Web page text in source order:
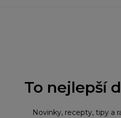
To nejlepší
Novinky, recepty, tipy a